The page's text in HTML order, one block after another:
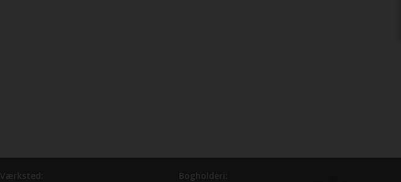
Værksted: Bogholderi: